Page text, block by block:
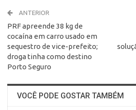
ANTERIOR
PRF apreende 38 kg de
cocaína em carro usado em
sequestro de vice-prefeito;
droga tinha como destino
Porto Seguro
VOCÊ PODE GOSTAR TAMBÉM